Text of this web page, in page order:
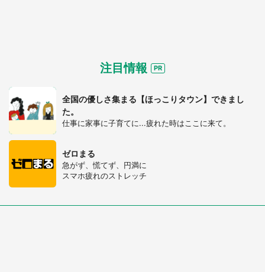
注目情報
全国の優しさ集まる【ほっこりタウン】できまし
た。
仕事に家事に子育てに...疲れた時はここに来て。
ゼロまる
急がず、慌てず、円満に
スマホ疲れのストレッチ